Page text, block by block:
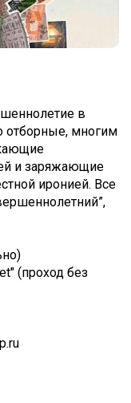
в
отборные, многим
и заряжающие
иронией. Все
(проход без